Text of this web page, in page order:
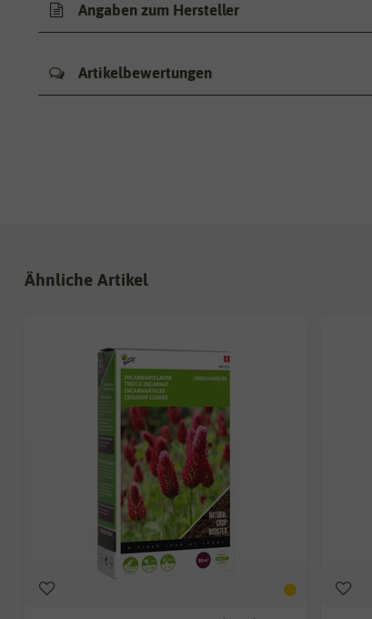
Angaben zum Hersteller
Artikelbewertungen
Ähnliche Artikel